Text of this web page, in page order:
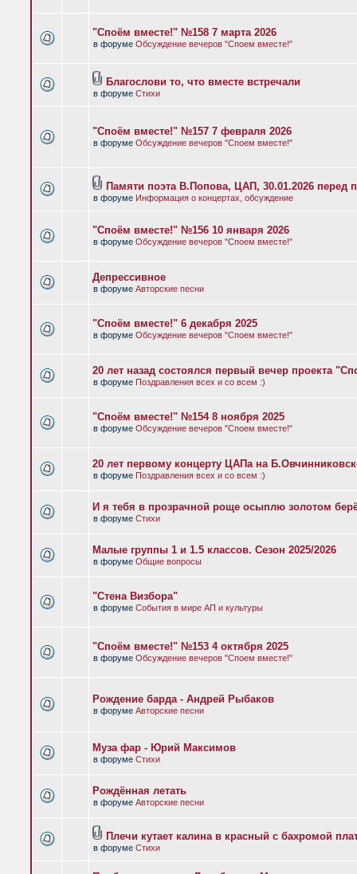
"Споём вместе!" №158 7 марта 2026
в форуме Обсуждение вечеров "Споем вместе!"
Благослови то, что вместе встречали
в форуме Стихи
"Споём вместе!" №157 7 февраля 2026
в форуме Обсуждение вечеров "Споем вместе!"
Памяти поэта В.Попова, ЦАП, 30.01.2026 перед
в форуме Информация о концертах, обсуждение
"Споём вместе!" №156 10 января 2026
в форуме Обсуждение вечеров "Споем вместе!"
Депрессивное
в форуме Авторские песни
"Споём вместе!" 6 декабря 2025
в форуме Обсуждение вечеров "Споем вместе!"
20 лет назад состоялся первый вечер проекта
в форуме Поздравления всех и со всем :)
"Споём вместе!" №154 8 ноября 2025
в форуме Обсуждение вечеров "Споем вместе!"
20 лет первому концерту ЦАПа на
в форуме Поздравления всех и со всем :)
И я тебя в прозрачной роще осыплю золотом
в форуме Стихи
Малые группы 1 и 1.5 классов. Сезон 2025/2026
в форуме Общие вопросы
"Стена Визбора"
в форуме События в мире АП и культуры
"Споём вместе!" №153 4 октября 2025
в форуме Обсуждение вечеров "Споем вместе!"
Рождение барда - Андрей Рыбаков
в форуме Авторские песни
Муза фар - Юрий Максимов
в форуме Стихи
Рождённая летать
в форуме Авторские песни
Плечи кутает калина в красный с бахромой
в форуме Стихи